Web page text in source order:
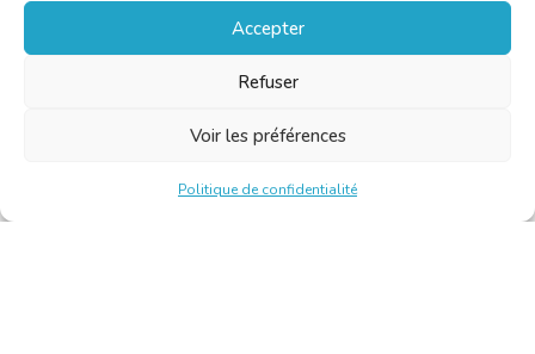
Accepter
Refuser
Voir les préférences
Politique de confidentialité